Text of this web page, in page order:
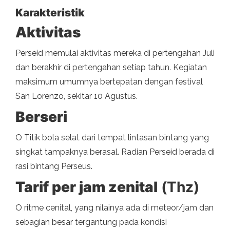
Karakteristik
Aktivitas
Perseid memulai aktivitas mereka di pertengahan Juli
dan berakhir di pertengahan setiap tahun. Kegiatan
maksimum umumnya bertepatan dengan festival
San Lorenzo, sekitar 10 Agustus.
Berseri
O Titik bola selat dari tempat lintasan bintang yang
singkat tampaknya berasal. Radian Perseid berada di
rasi bintang Perseus.
Tarif per jam zenital (Thz)
O ritme cenital, yang nilainya ada di meteor/jam dan
sebagian besar tergantung pada kondisi